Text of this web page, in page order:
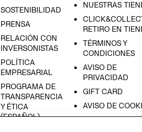
SOSTENIBILIDAD
PRENSA
RELACIÓN CON
INVERSONISTAS
POLÍTICA
EMPRESARIAL
PROGRAMA DE
TRANSPARENCIA
Y ÉTICA
(ESPAÑOL)
NUESTRAS
RETIRO EN
TÉRMINOS Y
CONDICIONES
AVISO DE
PRIVACIDAD
GIFT CARD
AVISO DE